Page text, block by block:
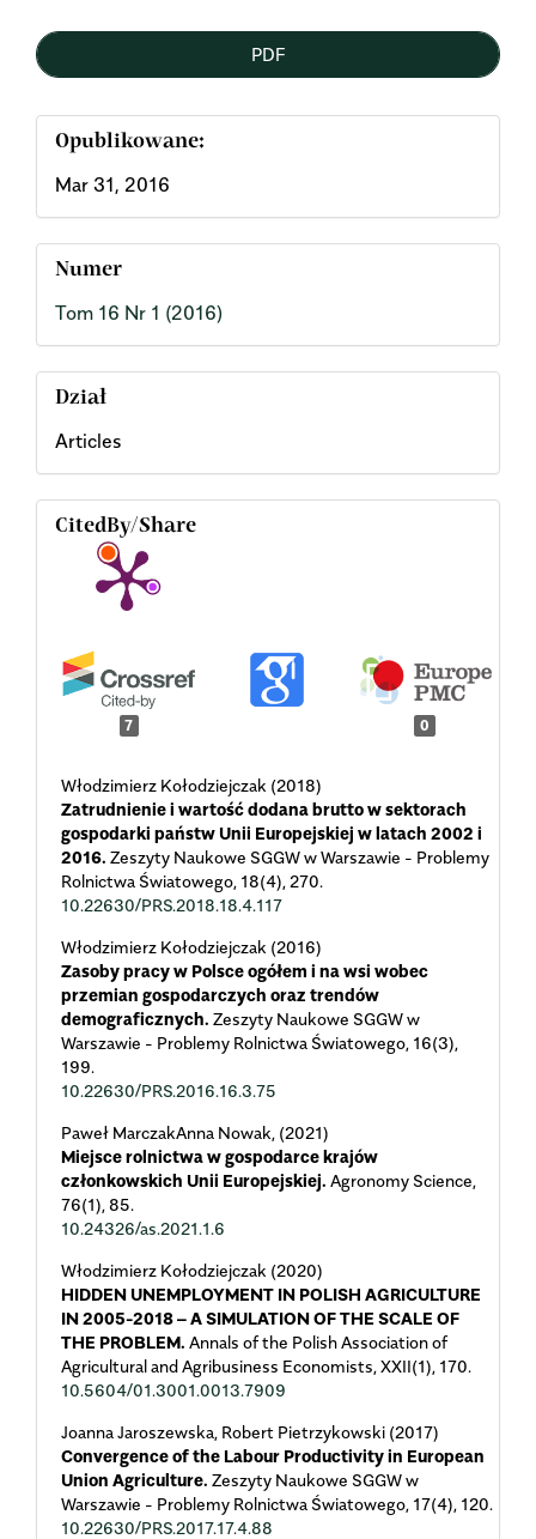
PDF
Opublikowane:
Mar 31, 2016
Numer
Tom 16 Nr 1 (2016)
Dział
Articles
CitedBy/Share
7 0
Włodzimierz Kołodziejczak (2018)
Zatrudnienie i wartość dodana brutto w sektorach
gospodarki państw Unii Europejskiej w latach 2002 i
2016. Zeszyty Naukowe SGGW w Warszawie - Problemy
Rolnictwa Światowego, 18(4), 270.
10.22630/PRS.2018.18.4.117
Włodzimierz Kołodziejczak (2016)
Zasoby pracy w Polsce ogółem i na wsi wobec
przemian gospodarczych oraz trendów
demograficznych. Zeszyty Naukowe SGGW w
Warszawie - Problemy Rolnictwa Światowego, 16(3),
199.
10.22630/PRS.2016.16.3.75
Paweł MarczakAnna Nowak, (2021)
Miejsce rolnictwa w gospodarce krajów
członkowskich Unii Europejskiej. Agronomy Science,
76(1), 85.
10.24326/as.2021.1.6
Włodzimierz Kołodziejczak (2020)
HIDDEN UNEMPLOYMENT IN POLISH AGRICULTURE
IN 2005-2018 – A SIMULATION OF THE SCALE OF
THE PROBLEM. Annals of the Polish Association of
Agricultural and Agribusiness Economists, XXII(1), 170.
10.5604/01.3001.0013.7909
Joanna Jaroszewska, Robert Pietrzykowski (2017)
Convergence of the Labour Productivity in European
Union Agriculture. Zeszyty Naukowe SGGW w
Warszawie - Problemy Rolnictwa Światowego, 17(4), 120.
10.22630/PRS.2017.17.4.88